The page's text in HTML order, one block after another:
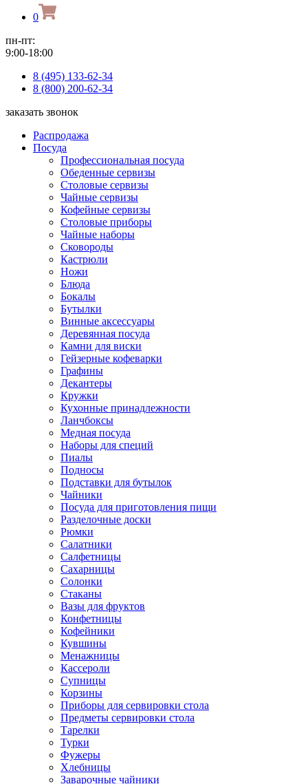
0
пн-пт:
9:00-18:00
8 (495) 133-62-34
8 (800) 200-62-34
заказать звонок
Распродажа
Посуда
Профессиональная посуда
Обеденные сервизы
Столовые сервизы
Чайные сервизы
Кофейные сервизы
Столовые приборы
Чайные наборы
Сковороды
Кастрюли
Ножи
Блюда
Бокалы
Бутылки
Винные аксессуары
Деревянная посуда
Камни для виски
Гейзерные кофеварки
Графины
Декантеры
Кружки
Кухонные принадлежности
Ланчбоксы
Медная посуда
Наборы для специй
Пиалы
Подносы
Подставки для бутылок
Чайники
Посуда для приготовления пищи
Разделочные доски
Рюмки
Салатники
Салфетницы
Сахарницы
Солонки
Стаканы
Вазы для фруктов
Конфетницы
Кофейники
Кувшины
Менажницы
Кассероли
Супницы
Корзины
Приборы для сервировки стола
Предметы сервировки стола
Тарелки
Турки
Фужеры
Хлебницы
Заварочные чайники